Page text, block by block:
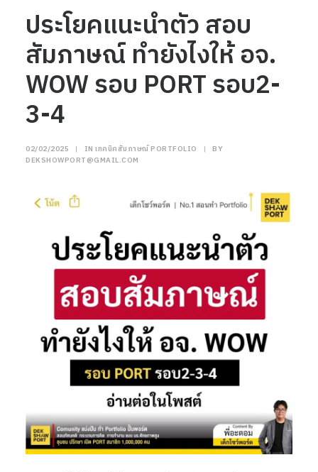
ประโยคแนะนำตัว สอบ
สัมภาษณ์ ทำยังไงให้ อจ.
WOW รอบ PORT รอบ2-
3-4
02/02/2025 | IN เทคนิคสัมภาษณ์ PORTFOLIO |
BY
DEKSHOWPORT@GMAIL.COM